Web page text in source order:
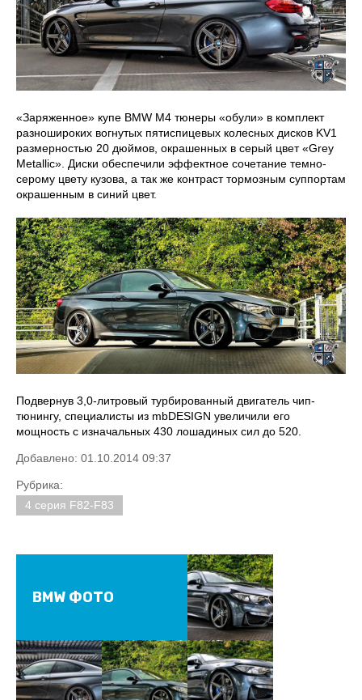
«Заряженное» купе BMW M4 тюнеры «обули» в комплект
разношироких вогнутых пятиспицевых колесных дисков KV1
размерностью 20 дюймов, окрашенных в серый цвет «Grey
Metallic». Диски обеспечили эффектное сочетание темно-
серому цвету кузова, а так же контраст тормозным суппортам
окрашенным в синий цвет.
Подвернув 3,0-литровый турбированный двигатель чип-
тюнингу, специалисты из mbDESIGN увеличили его
мощность с изначальных 430 лошадиных сил до 520.
Добавлено: 01.10.2014 09:37
Рубрика:
4 серия F82-F83
BMW ФОТО